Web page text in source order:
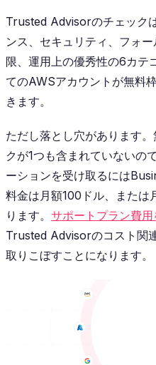
Trusted Advisorのチェック
ンス、セキュリティ、フォ
限、運用上の優秀性の6カテ
てのAWSアカウントが無料
きます。
ただし落とし穴があります
クが1つも含まれていないの
ーションを受け取るには
料金は月額100ドル、または
ります。 サポートプラン費
Trusted Advisorのコスト関
取りこぼすことになります。